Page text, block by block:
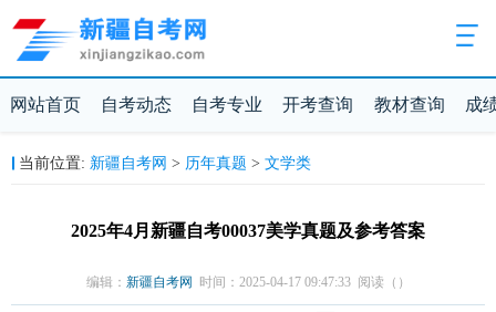
网站首页 自考动态 自考专业 开考查询 教材查询 成
当前位置: 新疆自考网 > 历年真题 > 文学类
2025年4月新疆自考00037美学真题及参考答案
编辑： 新疆自考网 时间：2025-04-17 09:47:33 阅读（ ）